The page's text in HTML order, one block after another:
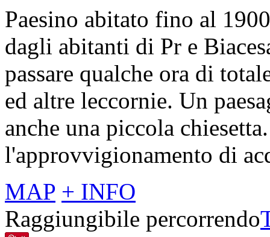
Paesino abitato fino al
dagli abitanti di Pr e
passare qualche ora di
ed altre leccornie. Un
anche una piccola
l'approvvigionamento di
MAP + INFO
Raggiungibile percorrendo